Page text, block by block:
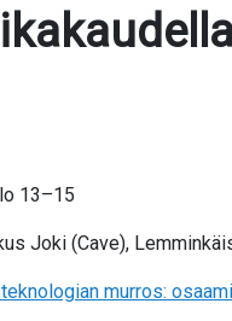
13–15
Joki (Cave),
murros: